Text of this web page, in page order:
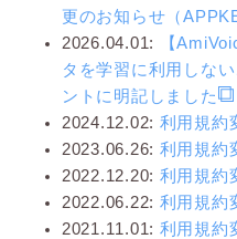
更のお知らせ（
2026.04.01:
【
タを学習に利用しな
ントに明記しました
2024.12.02: 利用規約
2023.06.26: 利用規約
2022.12.20: 利用規約
2022.06.22: 利用規約
2021.11.01: 利用規約